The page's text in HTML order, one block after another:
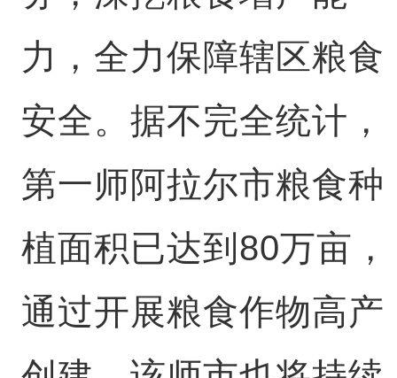
力，全力保障辖区粮食
安全。据不完全统计，
第一师阿拉尔市粮食种
植面积已达到80万亩，
通过开展粮食作物高产